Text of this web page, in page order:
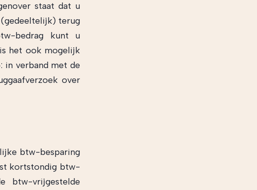
staat dat u
terug
bedrag kunt u
het ook mogelijk
in verband met de
over
btw-besparing
kortstondig btw-
btw-vrijgestelde